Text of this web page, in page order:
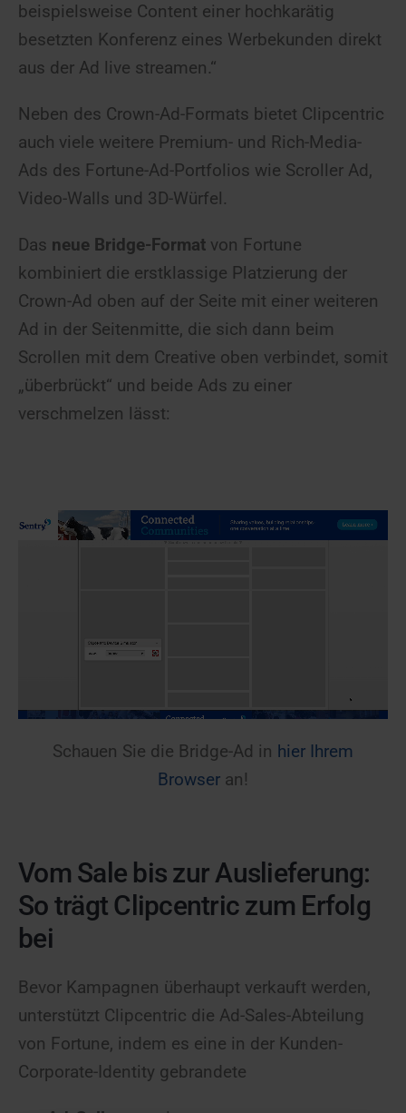
beispielsweise Content einer hochkarätig
besetzten Konferenz eines Werbekunden direkt
aus der Ad live streamen.“
Neben des Crown-Ad-Formats bietet Clipcentric
auch viele weitere Premium- und Rich-Media-
Ads des Fortune-Ad-Portfolios wie Scroller Ad,
Video-Walls und 3D-Würfel.
Das neue Bridge-Format von Fortune
kombiniert die erstklassige Platzierung der
Crown-Ad oben auf der Seite mit einer weiteren
Ad in der Seitenmitte, die sich dann beim
Scrollen mit dem Creative oben verbindet, somit
„überbrückt“ und beide Ads zu einer
verschmelzen lässt:
Schauen Sie die Bridge-Ad in hier Ihrem
Browser an!
Vom Sale bis zur Auslieferung:
So trägt Clipcentric zum Erfolg
bei
Bevor Kampagnen überhaupt verkauft werden,
unterstützt Clipcentric die Ad-Sales-Abteilung
von Fortune, indem es eine in der Kunden-
Corporate-Identity gebrandete